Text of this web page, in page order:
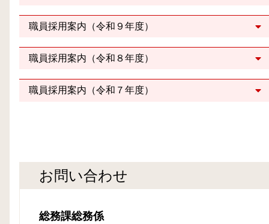
職員採用案内（令和９年度）
職員採用案内（令和８年度）
職員採用案内（令和７年度）
お問い合わせ
総務課総務係